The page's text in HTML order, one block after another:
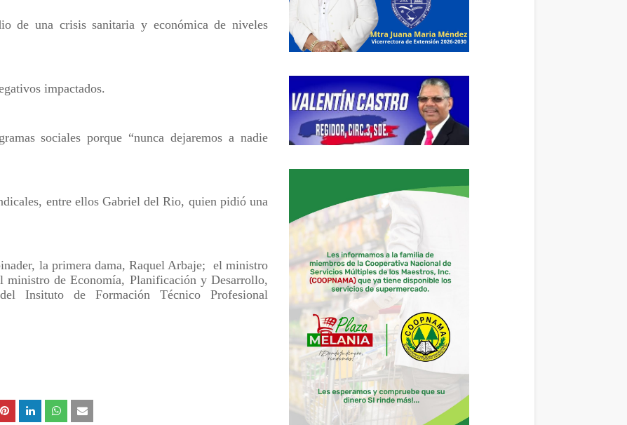
de una crisis sanitaria y económica de niveles
impactados.
sociales porque “nunca dejaremos a nadie
entre ellos Gabriel del Rio, quien pidió una
la primera dama, Raquel Arbaje; el ministro
ministro de Economía, Planificación y Desarrollo,
Insituto de Formación Técnico Profesional